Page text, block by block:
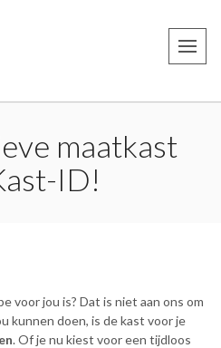
maatkast
ID!
voor jou is? Dat is niet aan ons om
kunnen doen, is de kast voor je
. Of je nu kiest voor een tijdloos